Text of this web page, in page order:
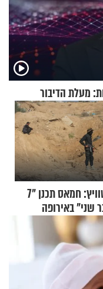
מעלת הדיבור
דיווח בשוויץ: חמאס תכנן "7
שני" באירופה